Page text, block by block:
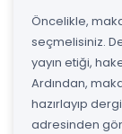
Öncelikle,
seçmelisiniz.
yayın etiği,
Ardından,
hazırlayıp
adresinden